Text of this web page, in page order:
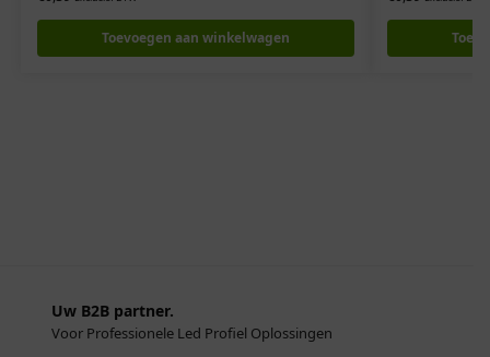
Toevoegen aan winkelwagen
Uw B2B partner.
Voor Professionele Led Profiel Oplossingen